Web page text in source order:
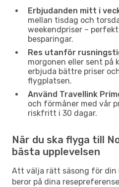
Erbjudanden mitt i
mellan tisdag och
weekendpriser –
besparingar.
Res utanför
morgonen eller sent på
erbjuda bättre priser
flygplatsen.
Använd Travellink
och förmåner med vår
riskfritt i 30 dagar.
När du ska flyga till
bästa upplevelsen
Att välja rätt säsong för din
beror på dina